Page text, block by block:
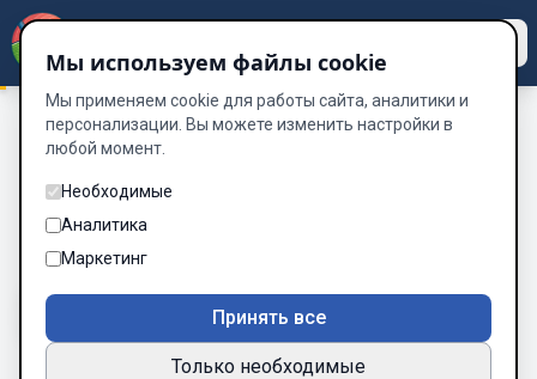
Кто выключил нормальность?
МАФИЯ
Глава 2 из 7
Шрифт
Мы используем файлы cookie
Мы применяем cookie для работы сайта, аналитики и
персонализации. Вы можете изменить настройки в
любой момент.
Необходимые
Аналитика
Маркетинг
Принять все
Только необходимые